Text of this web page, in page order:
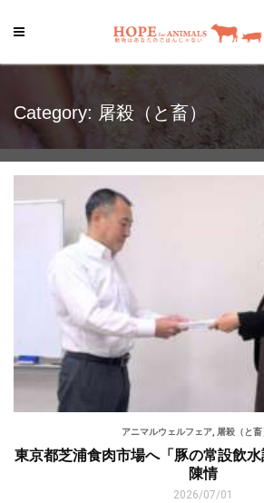
Category: 屠殺（と畜）
アニマルウェルフェア, 屠殺（と畜
東京都芝浦食肉市場へ「豚の常設飲
陳情
2026/07/01